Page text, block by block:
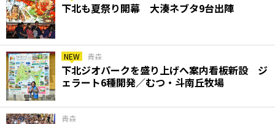
下北も夏祭り開幕 大湊ネブタ9台出陣
NEW 青森
下北ジオパークを盛り上げへ案内看板新設 ジ
ェラート6種開発／むつ・斗南丘牧場
青森
知る一覧
世界遺産
文化・歴史
パワースポット
ミステリー
観る一覧
桜
花
紅葉
楽しむ一覧
まつり・イベント
聖地
おみやげ・特産
道の駅・産直
鉄道
アウトドア・レジャー